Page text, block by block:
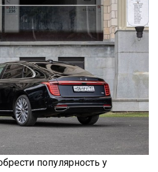
популярность у